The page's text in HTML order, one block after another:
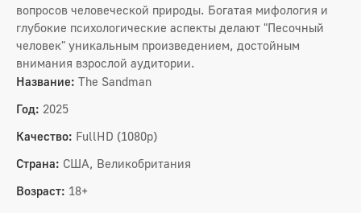
вопросов человеческой природы. Богатая мифология и
глубокие психологические аспекты делают "Песочный
человек" уникальным произведением, достойным
внимания взрослой аудитории.
Название: The Sandman
Год: 2025
Качество: FullHD (1080p)
Страна: США, Великобритания
Возраст: 18+